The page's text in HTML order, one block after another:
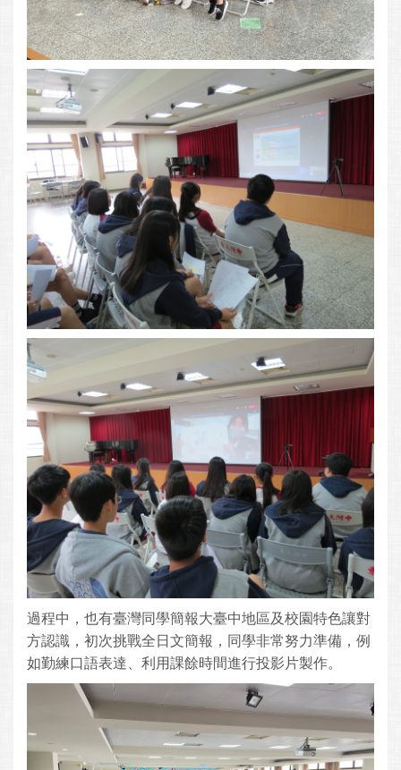
過程中，也有臺灣同學簡報大臺中地區及校園特色讓對
方認識，初次挑戰全日文簡報，同學非常努力準備，例
如勤練口語表達、利用課餘時間進行投影片製作。